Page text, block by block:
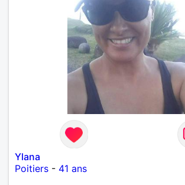
Ylana
Poitiers - 41 ans